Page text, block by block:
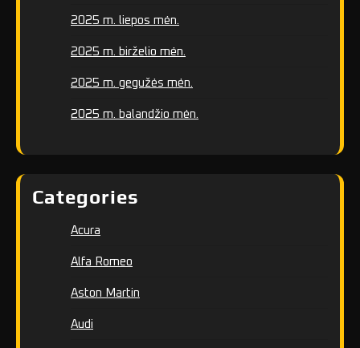
2025 m. liepos mėn.
2025 m. birželio mėn.
2025 m. gegužės mėn.
2025 m. balandžio mėn.
Categories
Acura
Alfa Romeo
Aston Martin
Audi